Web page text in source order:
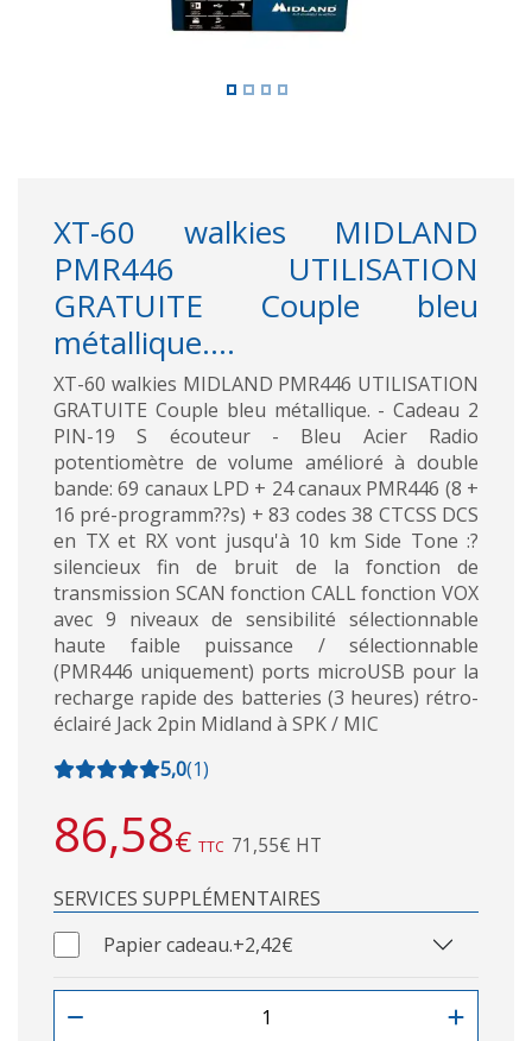
XT-60 walkies MIDLAND
PMR446 UTILISATION
GRATUITE Couple bleu
métallique....
XT-60 walkies MIDLAND PMR446 UTILISATION
GRATUITE Couple bleu métallique. - Cadeau 2
PIN-19 S écouteur - Bleu Acier Radio
potentiomètre de volume amélioré à double
bande: 69 canaux LPD + 24 canaux PMR446 (8 +
16 pré-programm??s) + 83 codes 38 CTCSS DCS
en TX et RX vont jusqu'à 10 km Side Tone :?
silencieux fin de bruit de la fonction de
transmission SCAN fonction CALL fonction VOX
avec 9 niveaux de sensibilité sélectionnable
haute faible puissance / sélectionnable
(PMR446 uniquement) ports microUSB pour la
recharge rapide des batteries (3 heures) rétro-
éclairé Jack 2pin Midland à SPK / MIC
5,0(1)
86,58€ TTC 71,55€ HT
SERVICES SUPPLÉMENTAIRES
Papier cadeau.+2,42€